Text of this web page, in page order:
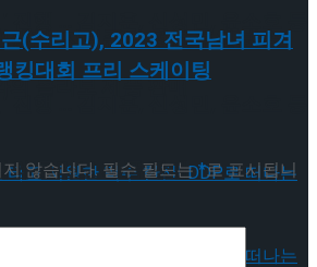
의 콜라보 제품 판매
생활, 자립준비 청년 후원 방송
의 콜라보 제품 판매
(수리고), 2023 전국남녀 피겨
킹대회 프리 스케이팅
않습니다. 필수 필드는*로 표시됩니